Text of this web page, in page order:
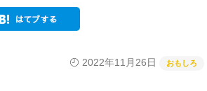
2022年11月26日 おもしろ